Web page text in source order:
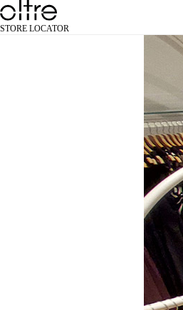
STORE LOCATOR